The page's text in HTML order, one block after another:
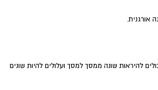
להיראות שונה ממסך למסך ועלולים להיות שונים